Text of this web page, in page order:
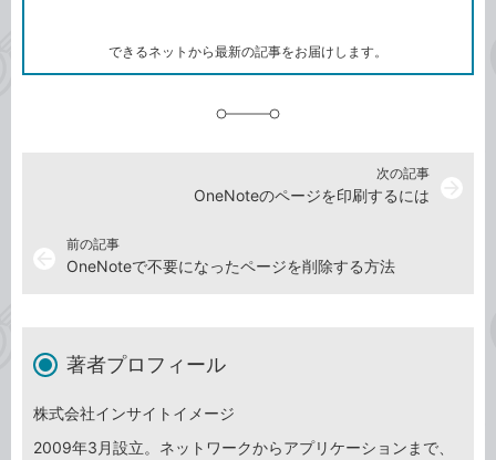
ク
できるネットから最新の記事をお届けします。
前の記事
OneNoteで不要になったページを削除する方法
次の記事
OneNoteのページを印刷するには
著者プロフィール
株式会社インサイトイメージ
2009年3月設立。ネットワークからアプリケーションまで、